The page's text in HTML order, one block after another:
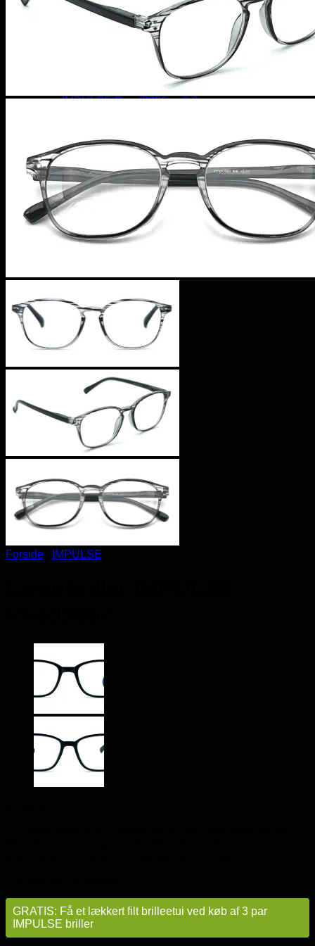
IMPULSE Read3786 - +2.0
Subtotal: kr. 188,87
Se kurvKasse
Forside IMPULSE
GRATIS: Få et lækkert filt brilleetui ved køb af 3 par
IMPULSE briller